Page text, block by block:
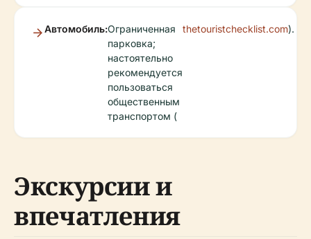
Автомобиль:Ограниченная
парковка;
настоятельно
рекомендуется
пользоваться
общественным
транспортом (
thetouristchecklist.com).
Экскурсии и
впечатления